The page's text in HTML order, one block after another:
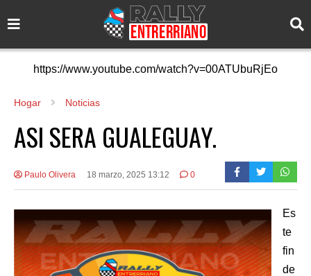
https://www.youtube.com/watch?v=00ATUbuRjEo
Hogar Noticias
ASI SERA GUALEGUAY.
Paulo Olivera 18 marzo, 2025 13:12 0
Es
te
fin
de